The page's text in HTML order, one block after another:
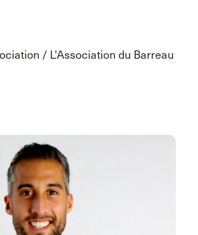
/ L'Association du Barreau